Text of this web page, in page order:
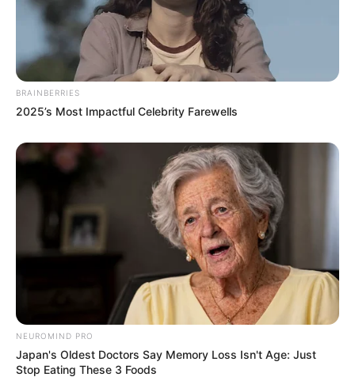
KPopers dibanding yang lain
BRAINBERRIES
2025’s Most Impactful Celebrity Farewells
NEUROMIND PRO
Japan's Oldest Doctors Say Memory Loss Isn't Age: Just
Stop Eating These 3 Foods